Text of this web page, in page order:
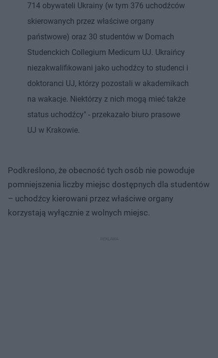
714 obywateli Ukrainy (w tym 376 uchodźców
skierowanych przez właściwe organy
państwowe) oraz 30 studentów w Domach
Studenckich Collegium Medicum UJ. Ukraińcy
niezakwalifikowani jako uchodźcy to studenci i
doktoranci UJ, którzy pozostali w akademikach
na wakacje. Niektórzy z nich mogą mieć także
status uchodźcy" - przekazało biuro prasowe
UJ w Krakowie.
Podkreślono, że obecność tych osób nie powoduje
pomniejszenia liczby miejsc dostępnych dla studentów
– uchodźcy kierowani przez właściwe organy
korzystają wyłącznie z wolnych miejsc.